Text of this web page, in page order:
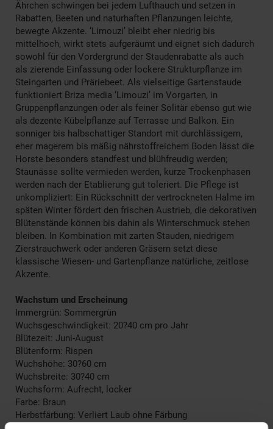
Ährchen schwingen bei jedem Lufthauch und setzen in
Rabatten, Beeten und naturhaften Pflanzungen leichte,
bewegte Akzente. ‘Limouzi’ bleibt eher niedrig bis
mittelhoch, wirkt stets aufgeräumt und eignet sich dadurch
sowohl für den Vordergrund der Staudenrabatte als auch
als zierende Einfassung oder lockere Strukturpflanze im
Steingarten und Präriebeet. Als vielseitige Gartenstaude
funktioniert Briza media ‘Limouzi’ im Vorgarten, in
Gruppenpflanzungen oder als feiner Solitär ebenso gut wie
als dezente Kübelpflanze auf Terrasse und Balkon. Ein
sonniger bis halbschattiger Standort mit durchlässigem,
eher magerem bis mäßig nährstoffreichem Boden lässt die
Horste besonders standfest und blühfreudig werden;
Staunässe sollte vermieden werden, kurze Trockenphasen
werden nach der Etablierung gut toleriert. Die Pflege ist
unkompliziert: Ein Rückschnitt der vertrockneten Halme im
späten Winter fördert den frischen Austrieb, die dekorativen
Blütenstände können bis dahin als Winterschmuck stehen
bleiben. In Kombination mit zarten Stauden, niedrigem
Zierstrauchwerk oder anderen Gräsern setzt diese
klassische Wiesen- und Gartenpflanze natürliche, zeitlose
Akzente.
Wachstum und Erscheinung
Immergrün: Sommergrün
Wuchsgeschwindigkeit: 20?40 cm pro Jahr
Blütezeit: Juni-August
Blütenform: Rispen
Wuchshöhe: 30?60 cm
Wuchsbreite: 30?40 cm
Wuchsform: Aufrecht, locker
Farbe: Braun
Herbstfärbung: Verliert Laub ohne Färbung